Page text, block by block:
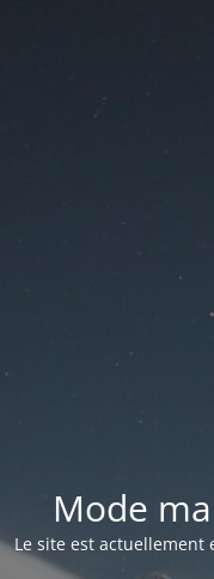
Mode
Le site est